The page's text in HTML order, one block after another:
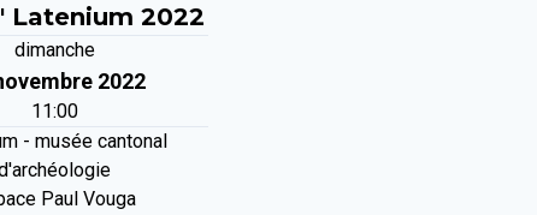
Latenium 2022
dimanche
2022
11:00
- musée cantonal
Paul Vouga